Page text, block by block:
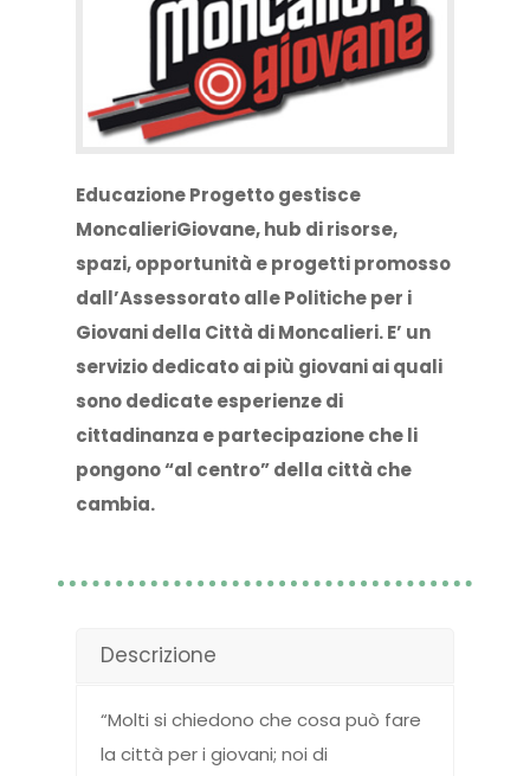
Educazione Progetto gestisce
MoncalieriGiovane, hub di risorse,
spazi, opportunità e progetti promosso
dall’Assessorato alle Politiche per i
Giovani della Città di Moncalieri. E’ un
servizio dedicato ai più giovani ai quali
sono dedicate esperienze di
cittadinanza e partecipazione che li
pongono “al centro” della città che
cambia.
Descrizione
“Molti si chiedono che cosa può fare
la città per i giovani; noi di